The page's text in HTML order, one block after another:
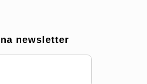
newsletter